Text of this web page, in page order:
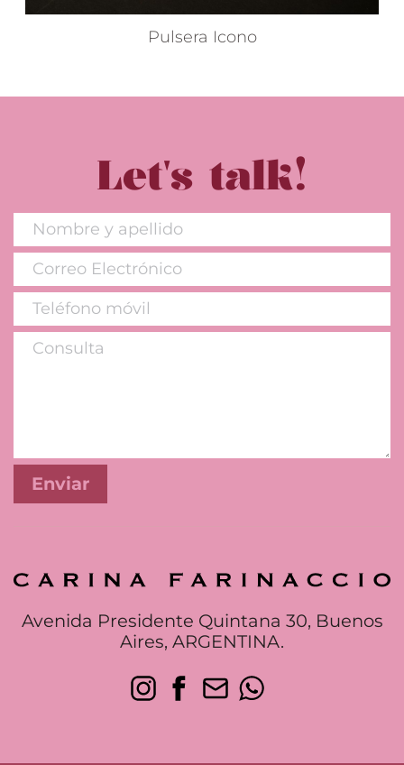
Pulsera Icono
Let's talk!
Avenida Presidente Quintana 30, Buenos
Aires, ARGENTINA.